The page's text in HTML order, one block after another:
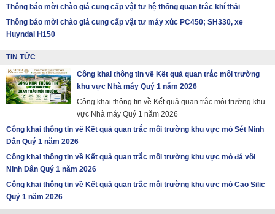
Thông báo mời chào giá cung cấp vật tư hệ thống quan trắc khí thải
Thông báo mời chào giá cung cấp vật tư máy xúc PC450; SH330, xe
Huyndai H150
TIN TỨC
Công khai thông tin về Kết quả quan trắc môi trường
khu vực Nhà máy Quý 1 năm 2026
Công khai thông tin về Kết quả quan trắc môi trường khu
vực Nhà máy Quý 1 năm 2026
Công khai thông tin về Kết quả quan trắc môi trường khu vực mỏ Sét Ninh
Dân Quý 1 năm 2026
Công khai thông tin về Kết quả quan trắc môi trường khu vực mỏ đá vôi
Ninh Dân Quý 1 năm 2026
Công khai thông tin về Kết quả quan trắc môi trường khu vực mỏ Cao Silic
Quý 1 năm 2026